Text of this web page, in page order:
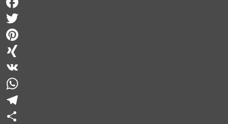
Facebook
Twitter
Pinterest
XING
VK
WhatsApp
Telegram